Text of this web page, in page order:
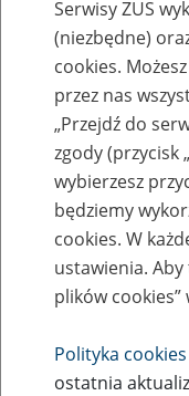
Kalendarium
Serwisy ZUS
(niezbędne)
cookies.
przez nas
„Przejdź do
zgody (przycisk
wybierzesz
będziemy
cookies. W
ustawienia.
plików cookies”
Polityka
ostatnia